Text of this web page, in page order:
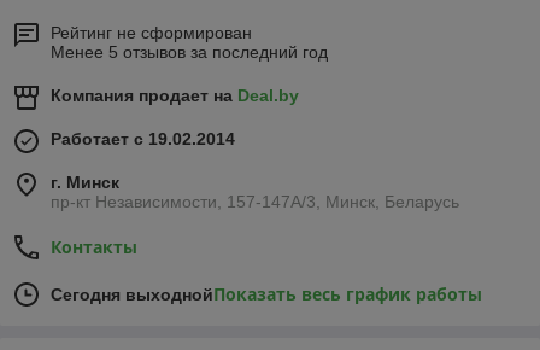
Рейтинг не сформирован
Менее 5 отзывов за последний год
Компания продает на Deal.by
Работает с 19.02.2014
г. Минск
пр-кт Независимости, 157-147А/3, Минск, Беларусь
Контакты
Сегодня выходнойПоказать весь график работы